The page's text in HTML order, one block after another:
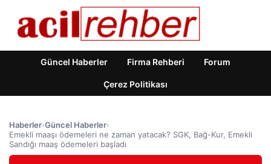
Güncel Haberler Firma Rehberi Forum
Çerez Politikası
Haberler›Güncel Haberler›
Emekli maaşı ödemeleri ne zaman yatacak? SGK, Bağ-Kur, Emekli
Sandığı maaş ödemeleri başladı